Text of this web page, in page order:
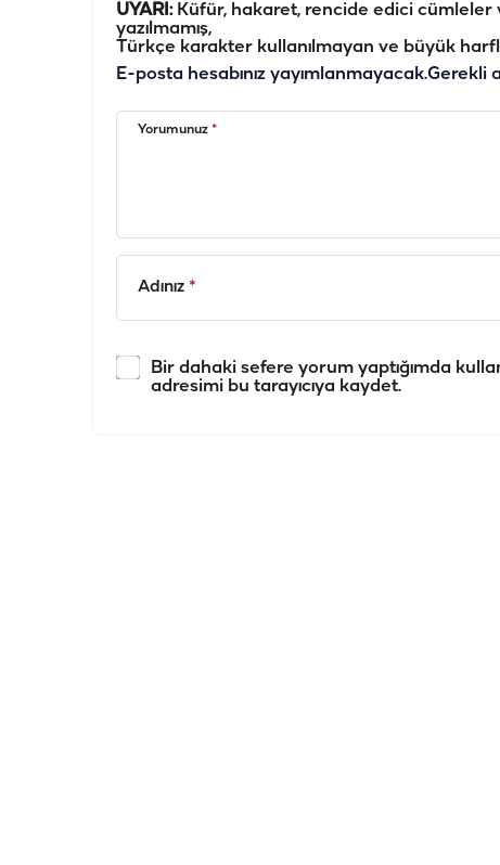
UYARI:Küfür, hakaret, rencide edici cümleler
yazılmamış,
Türkçe karakter kullanılmayan ve büyük
E-posta hesabınız yayımlanmayacak.Gerekli
Yorumunuz *
Adınız *
Bir dahaki sefere yorum yaptığımda
adresimi bu tarayıcıya kaydet.